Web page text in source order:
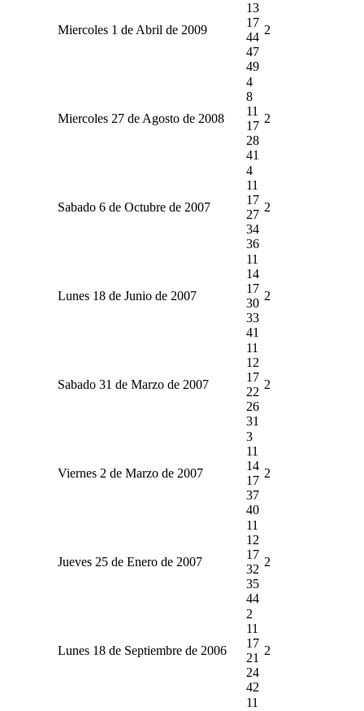
Miercoles 1 de Abril de 2009
13
17
44
47
49
2
Miercoles 27 de Agosto de 2008
4
8
11
17
28
41
2
Sabado 6 de Octubre de 2007
4
11
17
27
34
36
2
Lunes 18 de Junio de 2007
11
14
17
30
33
41
2
Sabado 31 de Marzo de 2007
11
12
17
22
26
31
2
Viernes 2 de Marzo de 2007
3
11
14
17
37
40
2
Jueves 25 de Enero de 2007
11
12
17
32
35
44
2
Lunes 18 de Septiembre de 2006
2
11
17
21
24
42
2
11